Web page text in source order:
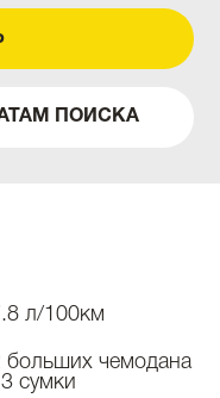
ПОИСКА
л/100км
больших чемодана
сумки